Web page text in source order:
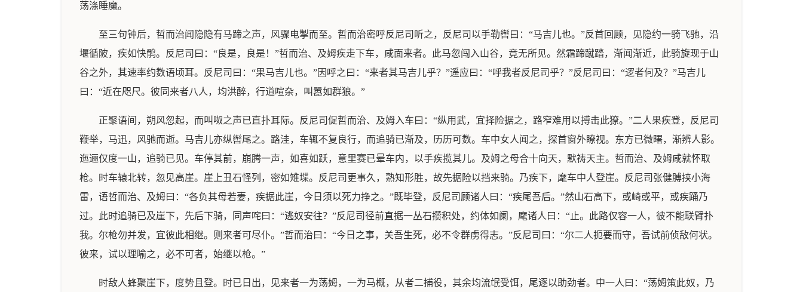
荡涤睡魔。
至三句钟后，哲而治闻隐隐有马蹄之声，风骤电掣而至。哲而治密呼反尼司听之，反尼司以手勒辔曰：“马吉儿也。”反首回顾，见隐约一骑飞驰，沿
堰循陂，疾如快鹘。反尼司曰：“良是，良是！”哲而治、及姆疾走下车，咸面来者。此马忽闯入山谷，竟无所见。然霜蹄蹴踏，渐闻渐近，此骑旋现于山
谷之外，其速率约数语顷耳。反尼司曰：“果马吉儿也。”因呼之曰：“来者其马吉儿乎？”遥应曰：“呼我者反尼司乎？”反尼司曰：“逻者何及？”马吉儿
曰：“近在咫尺。彼同来者八人，均洪醉，行道喧杂，叫嚣如群狼。”
正聚语间，朔风忽起，而叫呶之声已直扑耳际。反尼司促哲而治、及姆入车曰：“纵用武，宜择险据之，路窄难用以搏击此獠。”二人果疾登，反尼司
鞭举，马迅，风驰而逝。马吉儿亦纵辔尾之。路洼，车辄不复良行，而追骑已渐及，历历可数。车中女人闻之，探首窗外瞭视。东方已微曙，渐辨人影。
迤逦仅度一山，追骑已见。车停其前，崩腾一声，如喜如跃，意里赛已晕车内，以手疾揽其儿。及姆之母合十向天，默祷天主。哲而治、及姆咸就怀取
枪。时车辕北转，忽见高崖。崖上丑石怪列，密如雉堞。反尼司更事久，熟知形胜，故先据险以挡来骑。乃疾下，麾车中人登崖。反尼司张健膊挟小海
雷，语哲而治、及姆曰：“各负其母若妻，疾据此崖，今日须以死力挣之。”既毕登，反尼司顾诸人曰：“疾尾吾后。”然山石高下，或崎或平，或疾踊乃
过。此时追骑已及崖下，先后下骑，同声咤曰：“逃奴安往？”反尼司径前直据一丛石攒积处，约体如阑，麾诸人曰：“止。此路仅容一人，彼不能联臂扑
我。尔枪勿并发，宜彼此相继。则来者可尽仆。”哲而治曰：“今日之事，关吾生死，必不令群虏得志。”反尼司曰：“尔二人扼要而守，吾试前侦敌何状。
彼来，试以理喻之，必不可者，始继以枪。”
时敌人蜂聚崖下，度势且登。时已日出，见来者一为荡姆，一为马概，从者二捕役，其余均流氓受饵，尾逐以助劲者。中一人曰：“荡姆策此奴，乃